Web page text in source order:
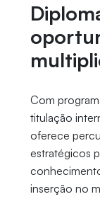
Com
titulação
oferece
estratégicos
inserção no